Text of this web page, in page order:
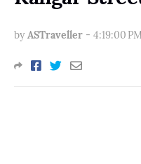
by ASTraveller - 4:19:00